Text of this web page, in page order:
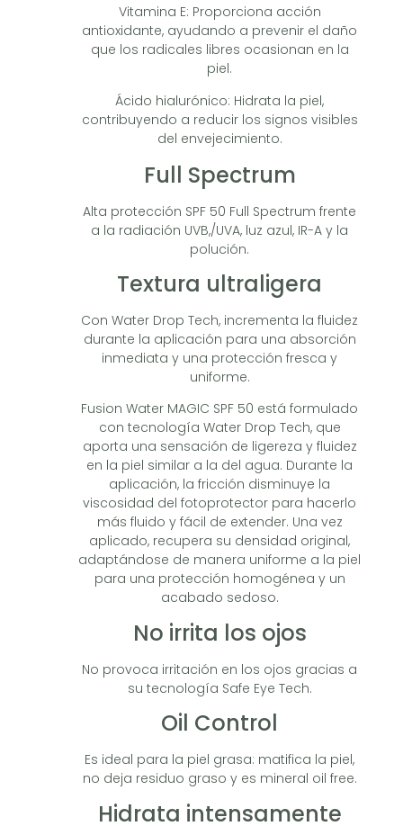
Vitamina E: Proporciona acción
antioxidante, ayudando a prevenir el daño
que los radicales libres ocasionan en la
piel.
Ácido hialurónico: Hidrata la piel,
contribuyendo a reducir los signos visibles
del envejecimiento.
Full Spectrum
Alta protección SPF 50 Full Spectrum frente
a la radiación UVB,/UVA, luz azul, IR-A y la
polución.
Textura ultraligera
Con Water Drop Tech, incrementa la fluidez
durante la aplicación para una absorción
inmediata y una protección fresca y
uniforme.
Fusion Water MAGIC SPF 50 está formulado
con tecnología Water Drop Tech, que
aporta una sensación de ligereza y fluidez
en la piel similar a la del agua. Durante la
aplicación, la fricción disminuye la
viscosidad del fotoprotector para hacerlo
más fluido y fácil de extender. Una vez
aplicado, recupera su densidad original,
adaptándose de manera uniforme a la piel
para una protección homogénea y un
acabado sedoso.
No irrita los ojos
No provoca irritación en los ojos gracias a
su tecnología Safe Eye Tech.
Oil Control
Es ideal para la piel grasa: matifica la piel,
no deja residuo graso y es mineral oil free.
Hidrata intensamente